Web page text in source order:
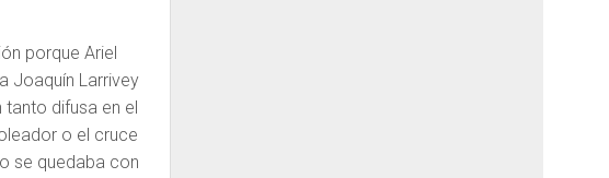
porque Ariel
Joaquín Larrivey
difusa en el
o el cruce
se quedaba con